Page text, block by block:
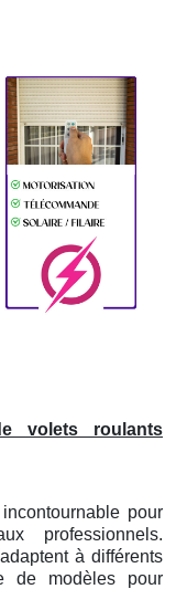
volets roulants
pour
professionnels.
à différents
de modèles pour